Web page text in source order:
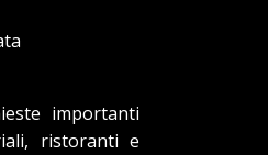
importanti
ristoranti e